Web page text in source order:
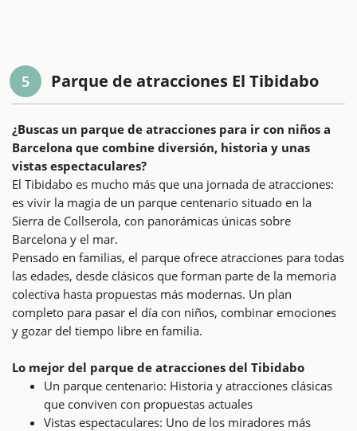
5 Parque de atracciones El Tibidabo
¿Buscas un parque de atracciones para ir con niños a
Barcelona que combine diversión, historia y unas
vistas espectaculares?
El Tibidabo es mucho más que una jornada de atracciones:
es vivir la magia de un parque centenario situado en la
Sierra de Collserola, con panorámicas únicas sobre
Barcelona y el mar.
Pensado en familias, el parque ofrece atracciones para todas
las edades, desde clásicos que forman parte de la memoria
colectiva hasta propuestas más modernas. Un plan
completo para pasar el día con niños, combinar emociones
y gozar del tiempo libre en familia.
Lo mejor del parque de atracciones del Tibidabo
Un parque centenario: Historia y atracciones clásicas
que conviven con propuestas actuales
Vistas espectaculares: Uno de los miradores más